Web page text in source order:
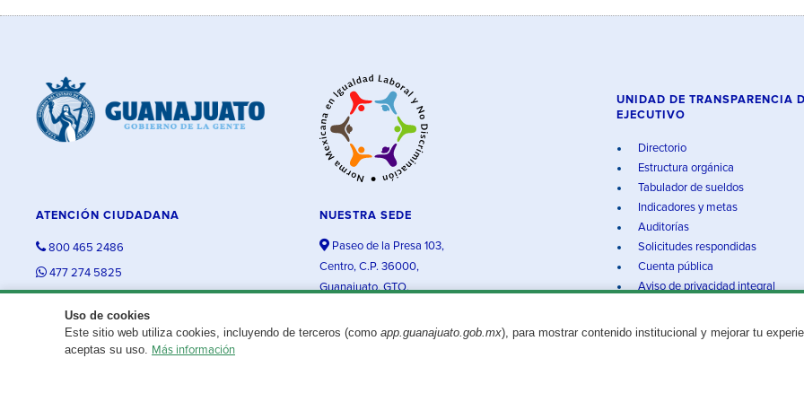
Uso de cookies
Este sitio web utiliza cookies, incluyendo de terceros (como app.guanajuato.gob.mx), para mostrar contenido institucional y mejorar tu
aceptas su uso. Más información
ATENCIÓN CIUDADANA
800 465 2486
477 274 5825
NUESTRA SEDE
Paseo de la Presa 103,
Centro, C.P. 36000,
Guanajuato, GTO.
UNIDAD DE TRANSPARENCIA
EJECUTIVO
Directorio
Estructura orgánica
Tabulador de sueldos
Indicadores y metas
Auditorías
Solicitudes respondidas
Cuenta pública
Aviso de privacidad integral
¿Existe algún problema con esta página?Repórtalo aquí. Aviso legal© 2025 Gobierno del Estado de Guanajuato